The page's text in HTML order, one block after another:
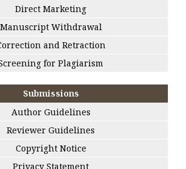
Direct Marketing
Manuscript Withdrawal
and Retraction
for Plagiarism
Submissions
Author Guidelines
Reviewer Guidelines
Copyright Notice
Privacy Statement